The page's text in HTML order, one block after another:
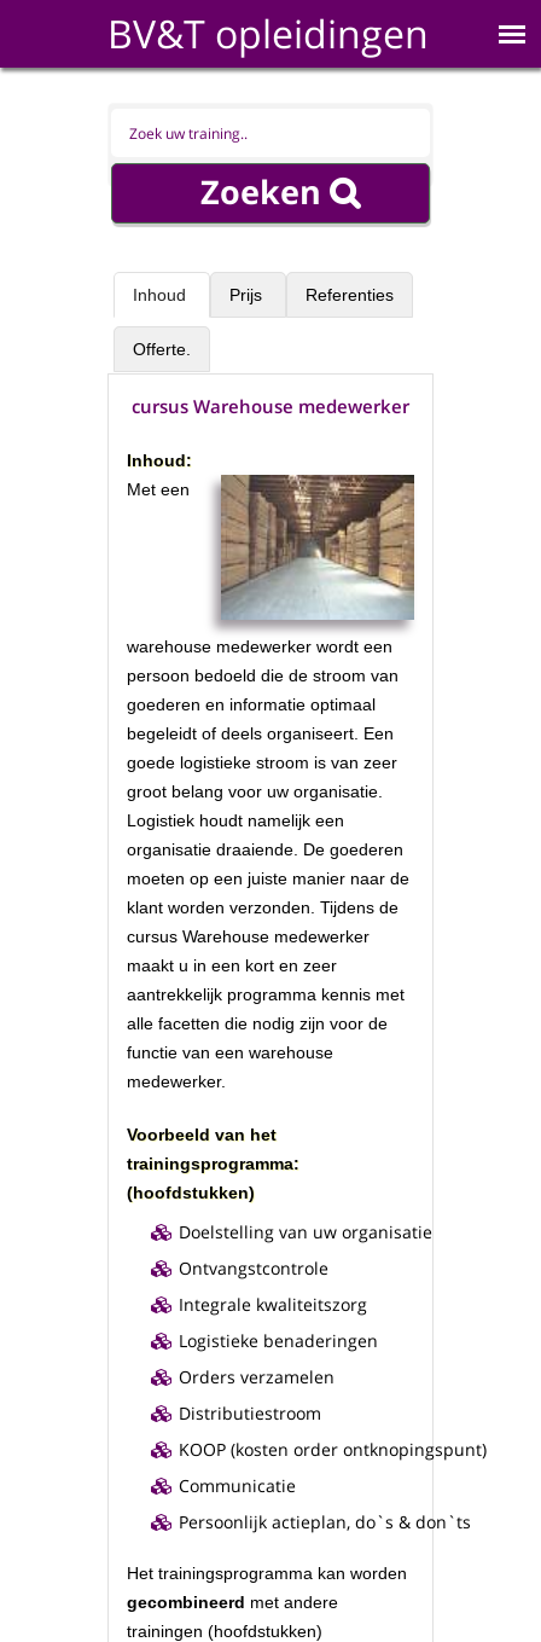
BV&T opleidingen
Inhoud Prijs Referenties
Offerte.
cursus Warehouse medewerker
Inhoud:
Met een
warehouse medewerker wordt een
persoon bedoeld die de stroom van
goederen en informatie optimaal
begeleidt of deels organiseert. Een
goede logistieke stroom is van zeer
groot belang voor uw organisatie.
Logistiek houdt namelijk een
organisatie draaiende. De goederen
moeten op een juiste manier naar de
klant worden verzonden. Tijdens de
cursus Warehouse medewerker
maakt u in een kort en zeer
aantrekkelijk programma kennis met
alle facetten die nodig zijn voor de
functie van een warehouse
medewerker.
Voorbeeld van het
trainingsprogramma:
(hoofdstukken)
Doelstelling van uw organisatie
Ontvangstcontrole
Integrale kwaliteitszorg
Logistieke benaderingen
Orders verzamelen
Distributiestroom
KOOP (kosten order ontknopingspunt)
Communicatie
Persoonlijk actieplan, do`s & don`ts
Het trainingsprogramma kan worden
gecombineerd met andere
trainingen (hoofdstukken)